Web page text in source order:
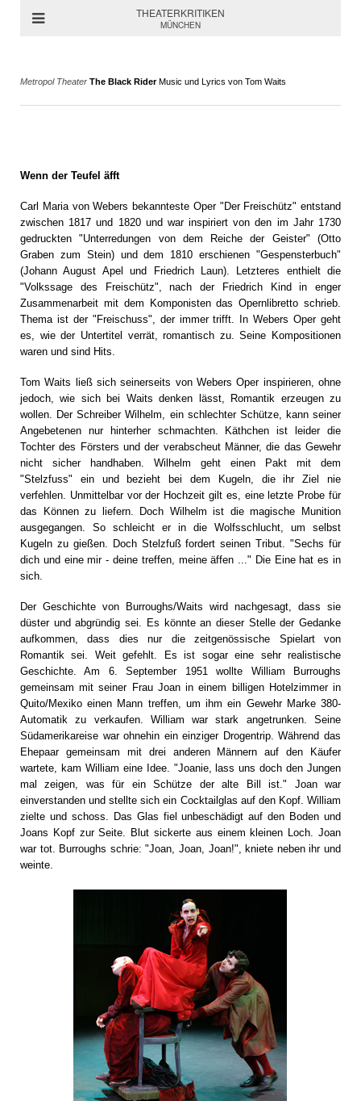
THEATERKRITIKEN
MÜNCHEN
Metropol Theater The Black RiderMusic und Lyrics von Tom Waits
Wenn der Teufel äfft
Carl Maria von Webers bekannteste Oper "Der Freischütz" entstand
zwischen 1817 und 1820 und war inspiriert von den im Jahr 1730
gedruckten "Unterredungen von dem Reiche der Geister" (Otto
Graben zum Stein) und dem 1810 erschienen "Gespensterbuch"
(Johann August Apel und Friedrich Laun). Letzteres enthielt die
"Volkssage des Freischütz", nach der Friedrich Kind in enger
Zusammenarbeit mit dem Komponisten das Opernlibretto schrieb.
Thema ist der "Freischuss", der immer trifft. In Webers Oper geht
es, wie der Untertitel verrät, romantisch zu. Seine Kompositionen
waren und sind Hits.
Tom Waits ließ sich seinerseits von Webers Oper inspirieren, ohne
jedoch, wie sich bei Waits denken lässt, Romantik erzeugen zu
wollen. Der Schreiber Wilhelm, ein schlechter Schütze, kann seiner
Angebetenen nur hinterher schmachten. Käthchen ist leider die
Tochter des Försters und der verabscheut Männer, die das Gewehr
nicht sicher handhaben. Wilhelm geht einen Pakt mit dem
"Stelzfuss" ein und bezieht bei dem Kugeln, die ihr Ziel nie
verfehlen. Unmittelbar vor der Hochzeit gilt es, eine letzte Probe für
das Können zu liefern. Doch Wilhelm ist die magische Munition
ausgegangen. So schleicht er in die Wolfsschlucht, um selbst
Kugeln zu gießen. Doch Stelzfuß fordert seinen Tribut. "Sechs für
dich und eine mir - deine treffen, meine äffen ..." Die Eine hat es in
sich.
Der Geschichte von Burroughs/Waits wird nachgesagt, dass sie
düster und abgründig sei. Es könnte an dieser Stelle der Gedanke
aufkommen, dass dies nur die zeitgenössische Spielart von
Romantik sei. Weit gefehlt. Es ist sogar eine sehr realistische
Geschichte. Am 6. September 1951 wollte William Burroughs
gemeinsam mit seiner Frau Joan in einem billigen Hotelzimmer in
Quito/Mexiko einen Mann treffen, um ihm ein Gewehr Marke 380-
Automatik zu verkaufen. William war stark angetrunken. Seine
Südamerikareise war ohnehin ein einziger Drogentrip. Während das
Ehepaar gemeinsam mit drei anderen Männern auf den Käufer
wartete, kam William eine Idee. "Joanie, lass uns doch den Jungen
mal zeigen, was für ein Schütze der alte Bill ist." Joan war
einverstanden und stellte sich ein Cocktailglas auf den Kopf. William
zielte und schoss. Das Glas fiel unbeschädigt auf den Boden und
Joans Kopf zur Seite. Blut sickerte aus einem kleinen Loch. Joan
war tot. Burroughs schrie: "Joan, Joan, Joan!", kniete neben ihr und
weinte.